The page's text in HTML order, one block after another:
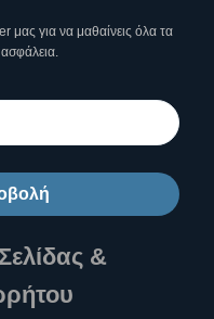
μας για να μαθαίνεις όλα τα
ασφάλεια.
&